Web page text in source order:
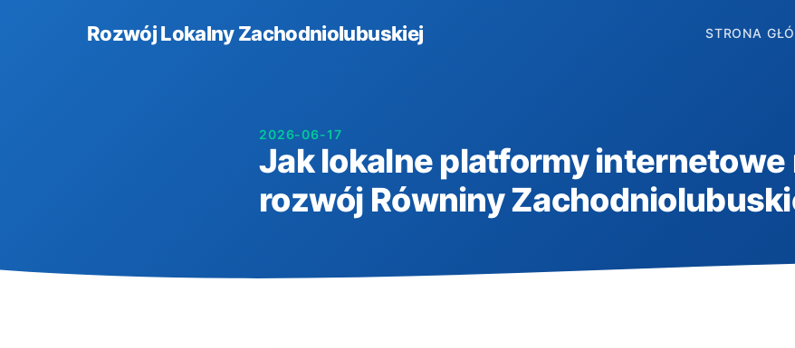
Rozwój Lokalny Zachodniolubuskiej STRONA
2026-06-17
Jak lokalne platformy internetowe
rozwój Równiny